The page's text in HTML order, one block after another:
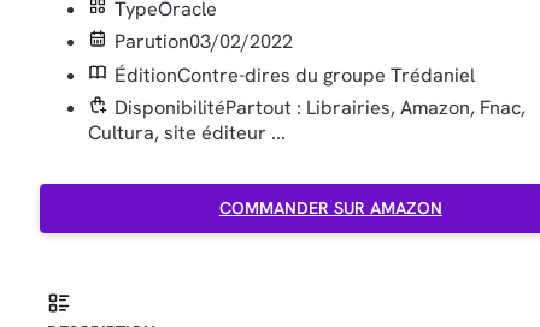
TypeOracle
Parution03/02/2022
ÉditionContre-dires du groupe Trédaniel
DisponibilitéPartout : Librairies, Amazon, Fnac,
Cultura, site éditeur ...
COMMANDER SUR AMAZON